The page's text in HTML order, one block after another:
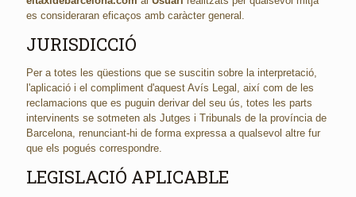
es consideraran eficaços amb caràcter general.
JURISDICCIÓ
Per a totes les qüestions que se suscitin sobre la interpretació,
l'aplicació i el compliment d'aquest Avís Legal, així com de les
reclamacions que es puguin derivar del seu ús, totes les parts
intervinents se sotmeten als Jutges i Tribunals de la província de
Barcelona, ​​renunciant-hi de forma expressa a qualsevol altre fur
que els pogués correspondre.
LEGISLACIÓ APLICABLE